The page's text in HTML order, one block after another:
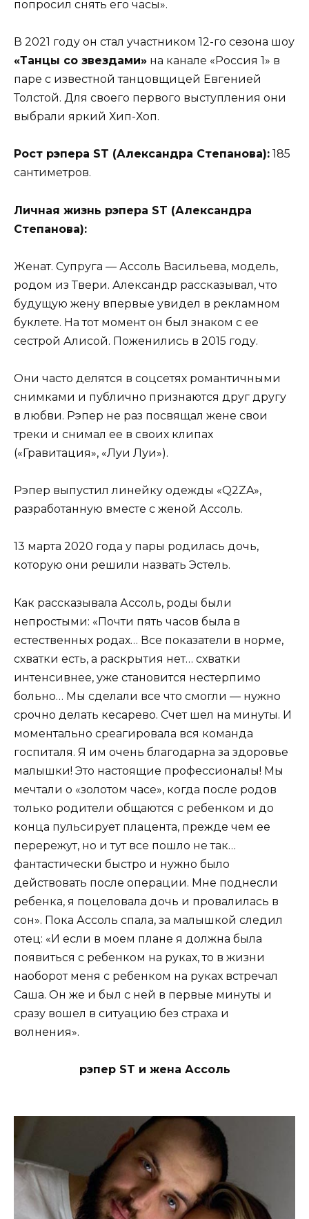
попросил снять его часы».
В 2021 году он стал участником 12-го сезона шоу
«Танцы со звездами» на канале «Россия 1» в
паре с известной танцовщицей Евгенией
Толстой. Для своего первого выступления они
выбрали яркий Хип-Хоп.
Рост рэпера ST (Александра Степанова): 185
сантиметров.
Личная жизнь рэпера ST (Александра
Степанова):
Женат. Супруга — Ассоль Васильева, модель,
родом из Твери. Александр рассказывал, что
будущую жену впервые увидел в рекламном
буклете. На тот момент он был знаком с ее
сестрой Алисой. Поженились в 2015 году.
Они часто делятся в соцсетях романтичными
снимками и публично признаются друг другу
в любви. Рэпер не раз посвящал жене свои
треки и снимал ее в своих клипах
(«Гравитация», «Луи Луи»).
Рэпер выпустил линейку одежды «Q2ZA»,
разработанную вместе с женой Ассоль.
13 марта 2020 года у пары родилась дочь,
которую они решили назвать Эстель.
Как рассказывала Ассоль, роды были
непростыми: «Почти пять часов была в
естественных родах… Все показатели в норме,
схватки есть, а раскрытия нет… схватки
интенсивнее, уже становится нестерпимо
больно… Мы сделали все что смогли — нужно
срочно делать кесарево. Счет шел на минуты. И
моментально среагировала вся команда
госпиталя. Я им очень благодарна за здоровье
малышки! Это настоящие профессионалы! Мы
мечтали о «золотом часе», когда после родов
только родители общаются с ребенком и до
конца пульсирует плацента, прежде чем ее
перережут, но и тут все пошло не так…
фантастически быстро и нужно было
действовать после операции. Мне поднесли
ребенка, я поцеловала дочь и провалилась в
сон». Пока Ассоль спала, за малышкой следил
отец: «И если в моем плане я должна была
появиться с ребенком на руках, то в жизни
наоборот меня с ребенком на руках встречал
Саша. Он же и был с ней в первые минуты и
сразу вошел в ситуацию без страха и
волнения».
рэпер ST и жена Ассоль